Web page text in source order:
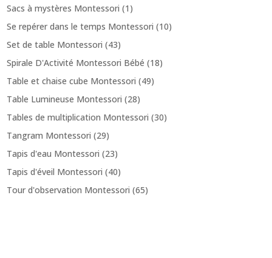
Sacs à mystères Montessori (1)
Se repérer dans le temps Montessori (10)
Set de table Montessori (43)
Spirale D'Activité Montessori Bébé (18)
Table et chaise cube Montessori (49)
Table Lumineuse Montessori (28)
Tables de multiplication Montessori (30)
Tangram Montessori (29)
Tapis d'eau Montessori (23)
Tapis d'éveil Montessori (40)
Tour d'observation Montessori (65)